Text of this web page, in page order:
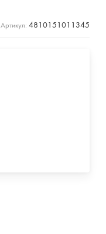
Артикул: 4810151011345